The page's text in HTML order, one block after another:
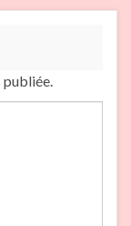
publiée.